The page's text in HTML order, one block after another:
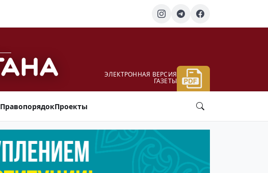
ЭЛЕКТРОННАЯ ВЕРСИЯ
ГАЗЕТЫ
ПравопорядокПроекты